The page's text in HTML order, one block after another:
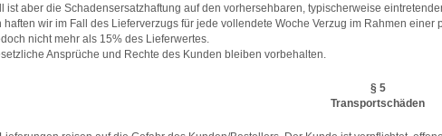
ist aber die Schadensersatzhaftung auf den vorhersehbaren, typischerweise
haften wir im Fall des Lieferverzugs für jede vollendete Woche Verzug im Rahmen
nicht mehr als 15% des Lieferwertes.
Ansprüche und Rechte des Kunden bleiben vorbehalten.
§ 5
Transportschäden